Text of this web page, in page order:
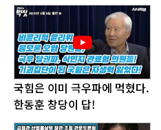
국힘은 이미 극우파에 먹혔다.
한동훈 창당이 답!